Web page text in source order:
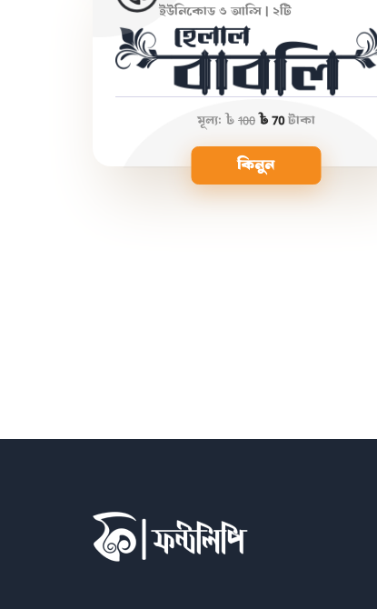
ইউনিকোড ও আন্সি | ২টি
মূল্য: ৳100৳ 70টাকা
কিনুন